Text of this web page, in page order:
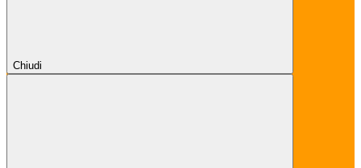
Chiudi